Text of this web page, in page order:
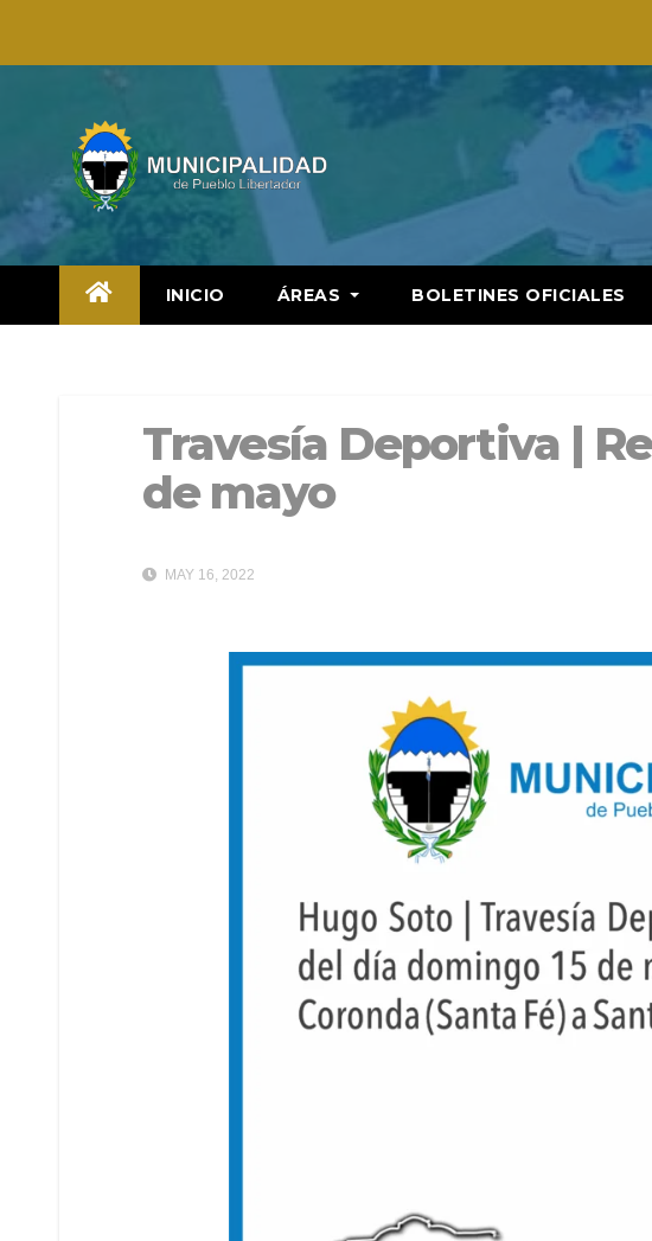
INICIO ÁREAS BOLETINES OFICIALES
Travesía Deportiva |
de mayo
MAY 16, 2022